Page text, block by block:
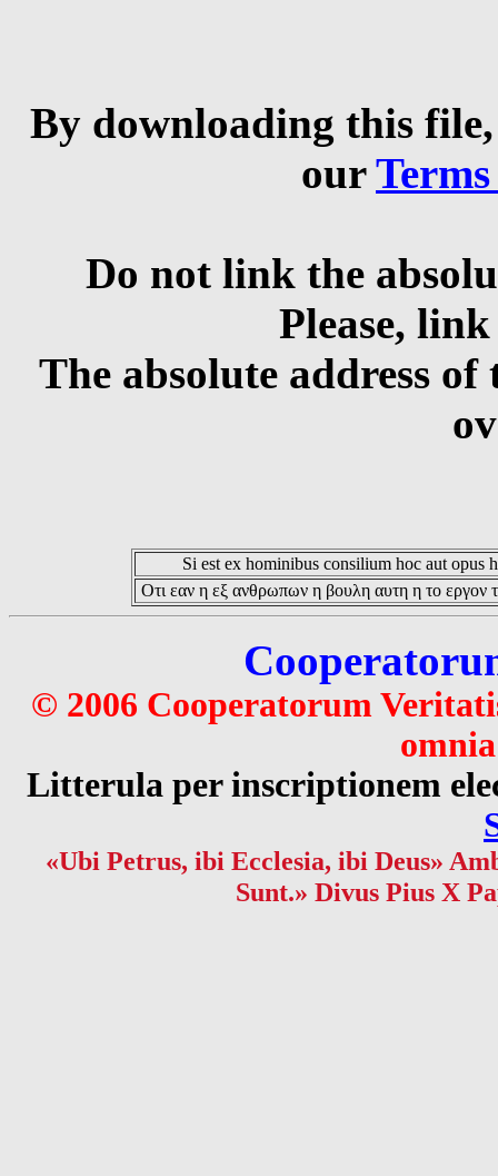
By downloading this
our
Do not link the
Please,
The absolute address
Si est ex hominibus consilium hoc aut opus
Οτι εαν η εξ ανθρωπων η βουλη αυτη η το εργον
© 2006 Cooperatorum
Litterula per inscriptionem
«Ubi Petrus, ibi Ecclesia, ibi Deus»
Sunt.» Divus Pius X